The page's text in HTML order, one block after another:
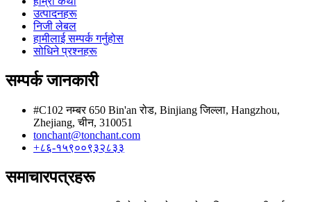
उत्पादनहरू
निजी लेबल
हामीलाई सम्पर्क गर्नुहोस
सोधिने प्रश्नहरू
सम्पर्क जानकारी
#C102 नम्बर 650 Bin'an रोड, Binjiang जिल्ला, Hangzhou,
Zhejiang, चीन, 310051
tonchant@tonchant.com
+८६-१५९००९३२८३३
समाचारपत्रहरू